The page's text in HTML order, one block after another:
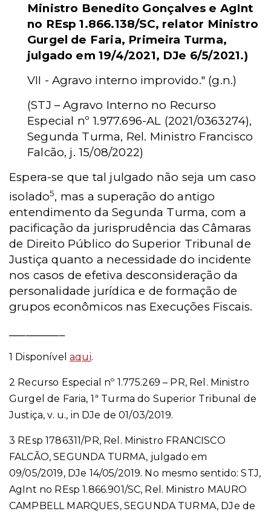
Ministro Benedito Gonçalves e AgInt
no REsp 1.866.138/SC, relator Ministro
Gurgel de Faria, Primeira Turma,
julgado em 19/4/2021, DJe 6/5/2021.)
VII - Agravo interno improvido." (g.n.)
(STJ – Agravo Interno no Recurso
Especial nº 1.977.696-AL (2021/0363274),
Segunda Turma, Rel. Ministro Francisco
Falcão, j. 15/08/2022)
Espera-se que tal julgado não seja um caso
isolado5, mas a superação do antigo
entendimento da Segunda Turma, com a
pacificação da jurisprudência das Câmaras
de Direito Público do Superior Tribunal de
Justiça quanto a necessidade do incidente
nos casos de efetiva desconsideração da
personalidade jurídica e de formação de
grupos econômicos nas Execuções Fiscais.
1 Disponívelaqui.
2 Recurso Especial nº 1.775.269 – PR, Rel. Ministro
Gurgel de Faria, 1ª Turma do Superior Tribunal de
Justiça, v. u., in DJe de 01/03/2019.
3 REsp 1786311/PR, Rel. Ministro FRANCISCO
FALCÃO, SEGUNDA TURMA, julgado em
09/05/2019, DJe 14/05/2019. No mesmo sentido: STJ,
AgInt no REsp 1.866.901/SC, Rel. Ministro MAURO
CAMPBELL MARQUES, SEGUNDA TURMA, DJe de